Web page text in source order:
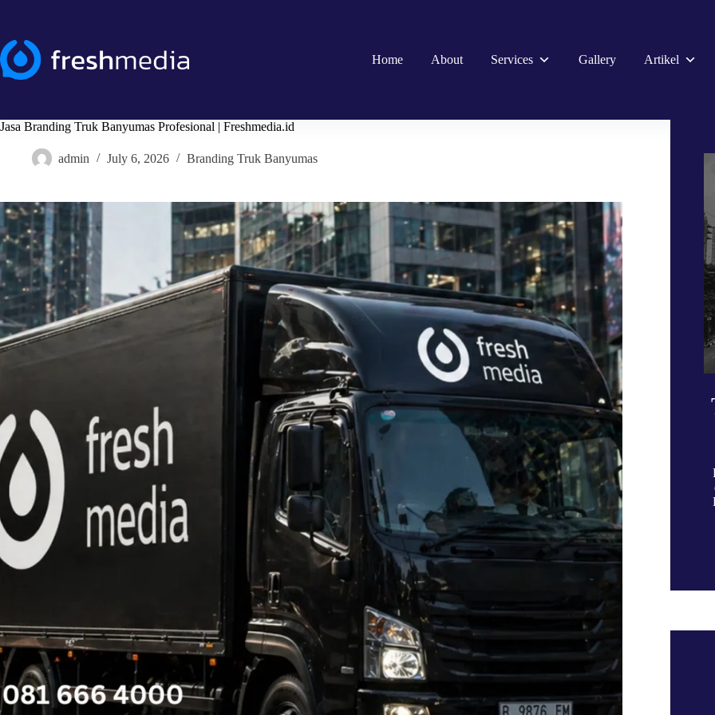
Home
About Services Gallery Artikel
Jasa Branding Truk Banyumas Profesional | Freshmedia.id
admin July 6, 2026 Branding Truk Banyumas